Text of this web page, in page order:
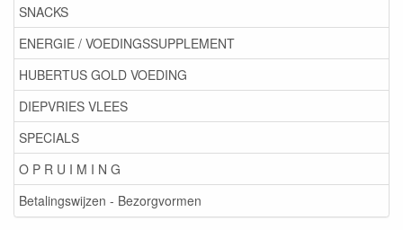
SNACKS
ENERGIE / VOEDINGSSUPPLEMENT
HUBERTUS GOLD VOEDING
DIEPVRIES VLEES
SPECIALS
O P R U I M I N G
Betalingswijzen - Bezorgvormen